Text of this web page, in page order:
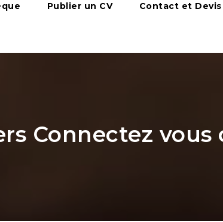
Publier un CV Contact et Devis
Connectez vous